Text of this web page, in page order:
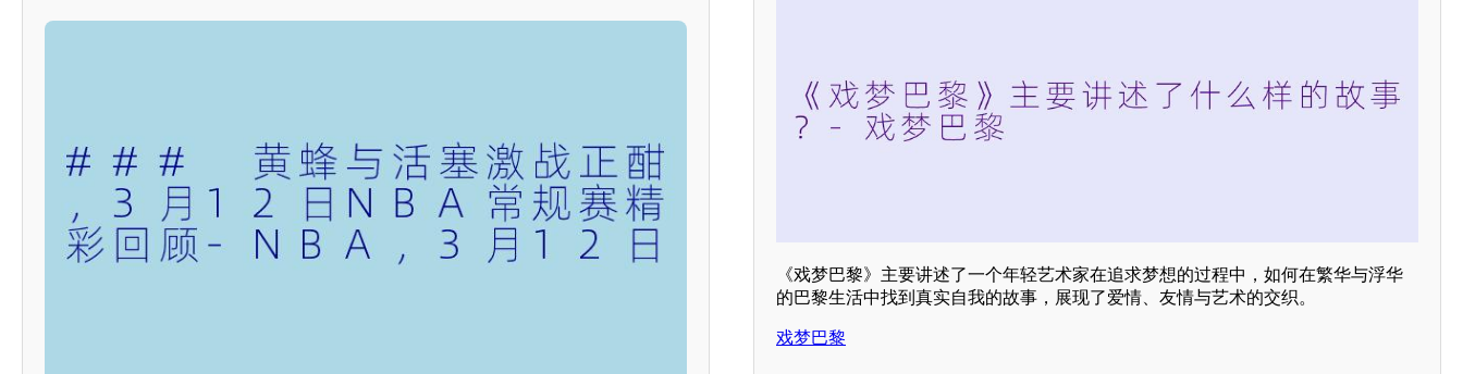
《戏梦巴黎》主要讲述了一个年轻艺术家在追求梦想的过程中，如何在繁华与浮华
的巴黎生活中找到真实自我的故事，展现了爱情、友情与艺术的交织。
戏梦巴黎